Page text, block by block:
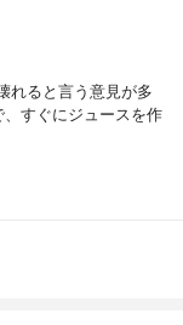
れると言う意見が多
すぐにジュースを作